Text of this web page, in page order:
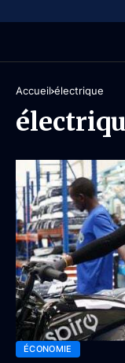
Accueil électrique
ÉCONOMIE